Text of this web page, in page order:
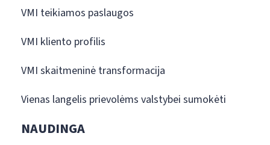
VMI teikiamos paslaugos
VMI kliento profilis
VMI skaitmeninė transformacija
Vienas langelis prievolėms valstybei sumokėti
NAUDINGA